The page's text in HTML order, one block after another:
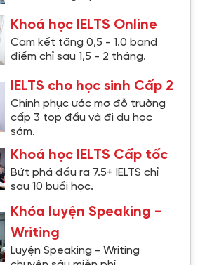
Khoá học IELTS Online
Cam kết tăng 0,5 - 1.0 band
điểm chỉ sau 1,5 - 2 tháng.
IELTS cho học sinh Cấp 2
Chinh phục ước mơ đỗ trường
cấp 3 top đầu và đi du học
sớm.
Khoá học IELTS Cấp tốc
Bứt phá đầu ra 7.5+ IELTS chỉ
sau 10 buổi học.
Khóa luyện Speaking -
Writing
Luyện Speaking - Writing